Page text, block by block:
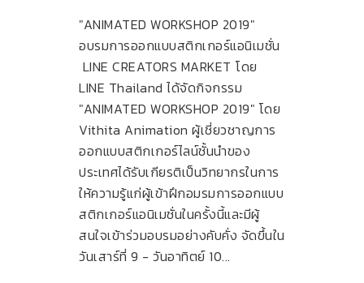
"ANIMATED WORKSHOP 2019"
อบรมการออกแบบสติกเกอร์แอนิเมชั่น
LINE CREATORS MARKET โดย
LINE Thailand ได้จัดกิจกรรม
"ANIMATED WORKSHOP 2019" โดย
Vithita Animation ผู้เชี่ยวชาญการ
ออกแบบสติกเกอร์ไลน์ชั้นนำของ
ประเทศได้รับเกียรติเป็นวิทยากรในการ
ให้ความรู้แก่ผู้เข้าฝึกอมรมการออกแบบ
สติกเกอร์แอนิเมชั่นในครั้งนี้และมีผู้
สนใจเข้าร่วมอบรมอย่างคับคั่ง จัดขึ้นใน
วันเสาร์ที่ 9 - วันอาทิตย์ 10...